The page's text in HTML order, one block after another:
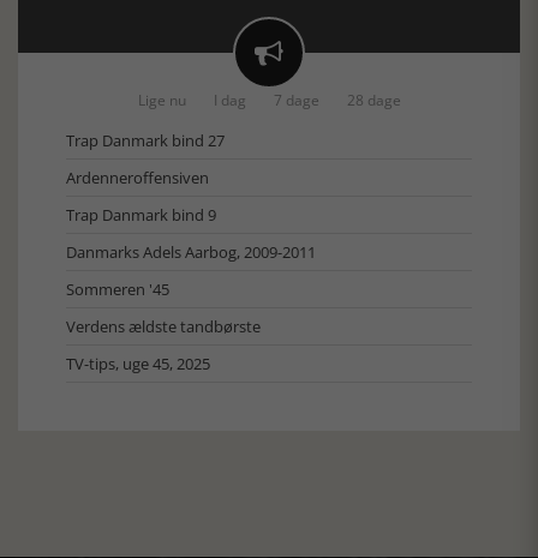

Lige nu I dag 7 dage 28 dage
Trap Danmark bind 27
Ardenneroffensiven
Trap Danmark bind 9
Danmarks Adels Aarbog, 2009-2011
Sommeren '45
Verdens ældste tandbørste
TV-tips, uge 45, 2025